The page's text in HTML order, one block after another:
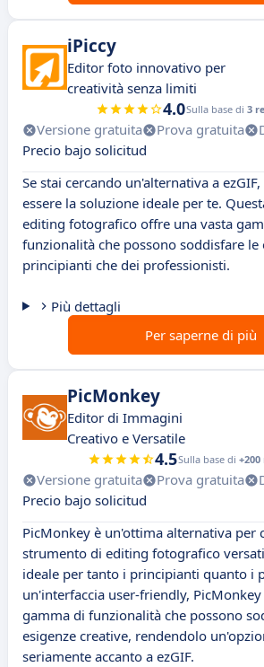
iPiccy
Editor foto innovativo per
creatività senza limiti
4.0Sulla base di 3
Versione gratuita Prova gratuita
Precio bajo solicitud
Se stai cercando un'alternativa a
essere la soluzione ideale per te.
editing fotografico offre una vasta
funzionalità che possono soddisfare le
principianti che dei professionisti.
Più dettagli
Per saperne di più
PicMonkey
Editor di Immagini
Creativo e Versatile
4.5Sulla base di
Versione gratuita Prova gratuita
Precio bajo solicitud
PicMonkey è un'ottima alternativa per
strumento di editing fotografico
ideale per tanto i principianti quanto i
un'interfaccia user-friendly,
gamma di funzionalità che possono
esigenze creative, rendendolo
seriamente accanto a ezGIF.